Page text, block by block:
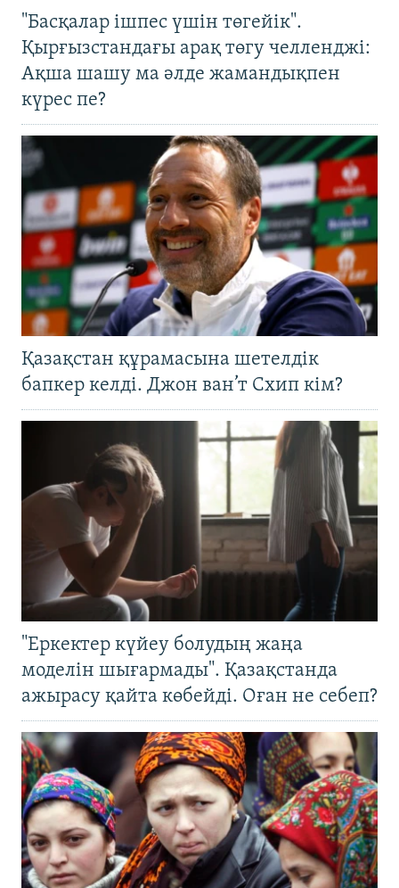
"Басқалар ішпес үшін төгейік".
Қырғызстандағы арақ төгу челленджі:
Ақша шашу ма әлде жамандықпен
күрес пе?
Қазақстан құрамасына шетелдік
бапкер келді. Джон ван’т Схип кім?
"Еркектер күйеу болудың жаңа
моделін шығармады". Қазақстанда
ажырасу қайта көбейді. Оған не себеп?